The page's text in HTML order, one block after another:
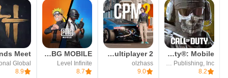
Call of Duty®: Mobile
8.2
Car Parking Multiplayer 2
olzhass
9.0
PUBG MOBILE
Level Infinite
8.7
Global
8.9